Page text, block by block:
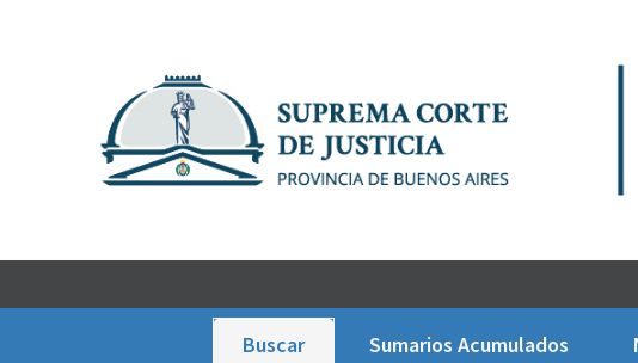
Buscar Sumarios Acumulados